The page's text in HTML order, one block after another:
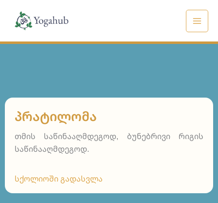
content
ᲞᲠᲐᲢᲘᲚᲝᲛᲐ
თმის საწინააღმდეგოდ, ბუნებრივი რიგის
საწინააღმდეგოდ.
სქოლიოში გადასვლა